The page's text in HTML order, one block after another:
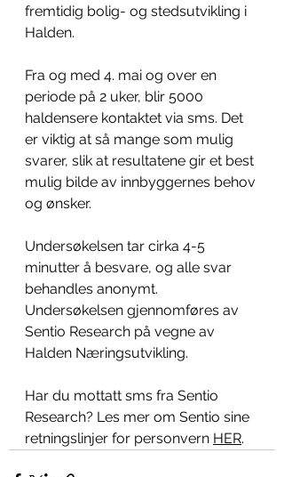
fremtidig bolig- og stedsutvikling i
Halden.
Fra og med 4. mai og over en
periode på 2 uker, blir 5000
haldensere kontaktet via sms. Det
er viktig at så mange som mulig
svarer, slik at resultatene gir et best
mulig bilde av innbyggernes behov
og ønsker.
Undersøkelsen tar cirka 4-5
minutter å besvare, og alle svar
behandles anonymt.
Undersøkelsen gjennomføres av
Sentio Research på vegne av
Halden Næringsutvikling.
Har du mottatt sms fra Sentio
Research? Les mer om Sentio sine
retningslinjer for personvern HER.